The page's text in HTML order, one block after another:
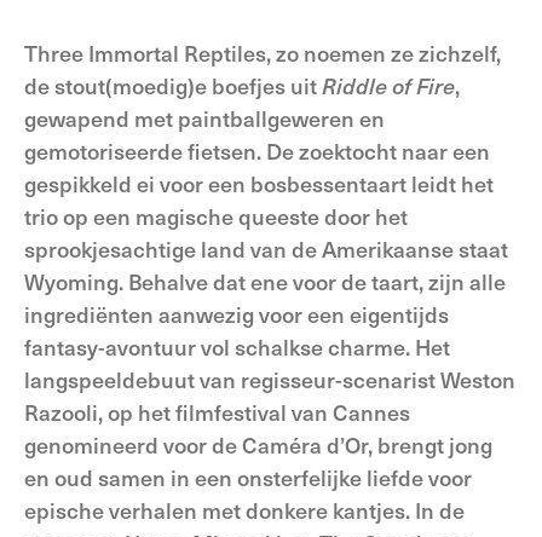
Three Immortal Reptiles, zo noemen ze zichzelf,
de stout(moedig)e boefjes uitRiddle of Fire,
gewapend met paintballgeweren en
gemotoriseerde fietsen. De zoektocht naar een
gespikkeld ei voor een bosbessentaart leidt het
trio op een magische queeste door het
sprookjesachtige land van de Amerikaanse staat
Wyoming. Behalve dat ene voor de taart, zijn alle
ingrediënten aanwezig voor een eigentijds
fantasy-avontuur vol schalkse charme. Het
langspeeldebuut van regisseur-scenarist Weston
Razooli, op het filmfestival van Cannes
genomineerd voor de Caméra d’Or, brengt jong
en oud samen in een onsterfelijke liefde voor
epische verhalen met donkere kantjes. In de